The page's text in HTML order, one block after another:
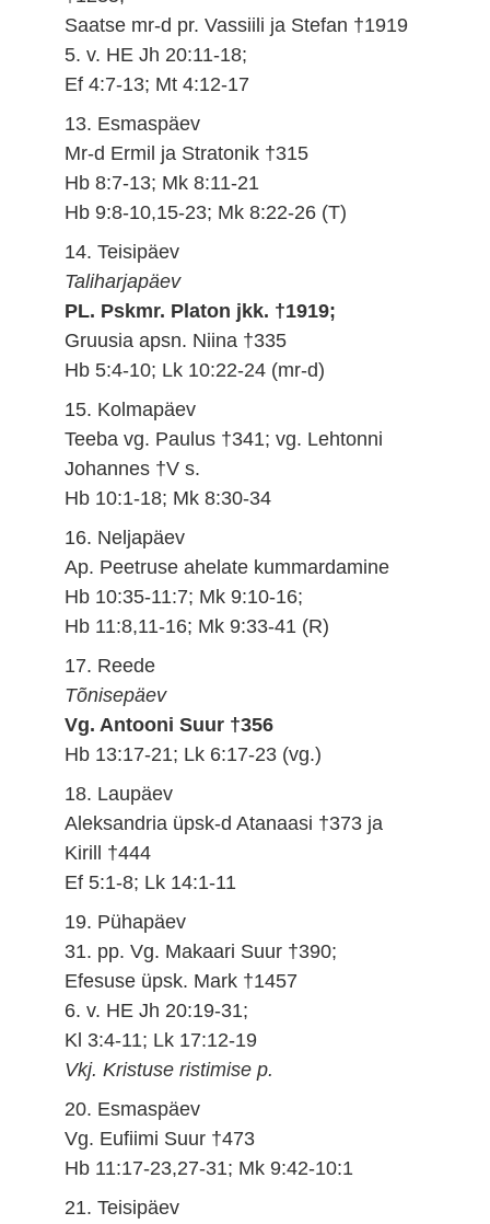
Saatse mr-d pr. Vassiili ja Stefan †1919
5. v. HE Jh 20:11-18;
Ef 4:7-13; Mt 4:12-17
13. Esmaspäev
Mr-d Ermil ja Stratonik †315
Hb 8:7-13; Mk 8:11-21
Hb 9:8-10,15-23; Mk 8:22-26 (T)
14. Teisipäev
Taliharjapäev
PL. Pskmr. Platon jkk. †1919;
Gruusia apsn. Niina †335
Hb 5:4-10; Lk 10:22-24 (mr-d)
15. Kolmapäev
Teeba vg. Paulus †341; vg. Lehtonni
Johannes †V s.
Hb 10:1-18; Mk 8:30-34
16. Neljapäev
Ap. Peetruse ahelate kummardamine
Hb 10:35-11:7; Mk 9:10-16;
Hb 11:8,11-16; Mk 9:33-41 (R)
17. Reede
Tõnisepäev
Vg. Antooni Suur †356
Hb 13:17-21; Lk 6:17-23 (vg.)
18. Laupäev
Aleksandria üpsk-d Atanaasi †373 ja
Kirill †444
Ef 5:1-8; Lk 14:1-11
19. Pühapäev
31. pp. Vg. Makaari Suur †390;
Efesuse üpsk. Mark †1457
6. v. HE Jh 20:19-31;
Kl 3:4-11; Lk 17:12-19
Vkj. Kristuse ristimise p.
20. Esmaspäev
Vg. Eufiimi Suur †473
Hb 11:17-23,27-31; Mk 9:42-10:1
21. Teisipäev